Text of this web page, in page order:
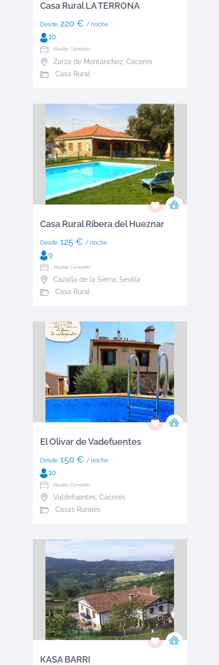
Casa Rural LA TERRONA
Desde220 € / noche
10
Alquiler: Completo
Zarza de Montánchez, Cáceres
Casa Rural
Casa Rural Ribera del Hueznar
Desde125 € / noche
9
Alquiler: Completo
Cazalla de la Sierra Sevilla
Casa Rural
El Olivar de Vadefuentes
Desde150 € / noche
10
Alquiler: Completo
Valdefuentes, Cáceres
Casas Rurales
KASA BARRI